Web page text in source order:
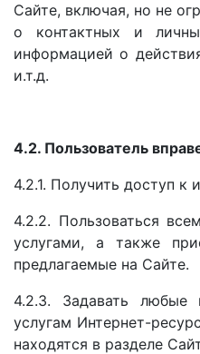
Сайте, включая, но не
о контактных и
информацией о
и.т.д.
4.2. Пользователь
4.2.1. Получить доступ к
4.2.2. Пользоваться
услугами, а также
предлагаемые на Сайте.
4.2.3. Задавать любые
услугам Интернет-
находятся в разделе